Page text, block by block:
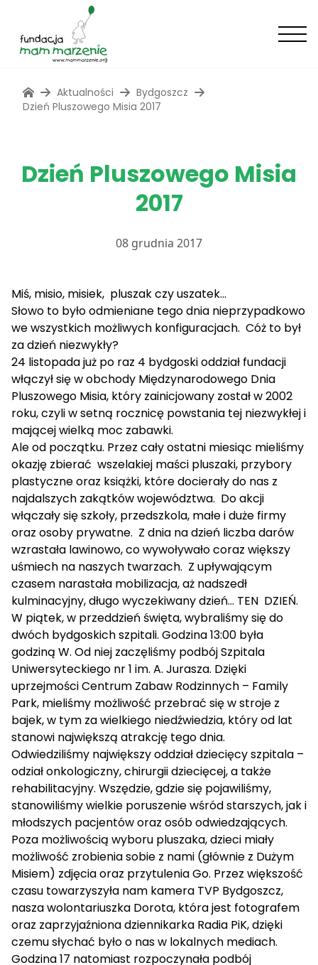
Aktualności
Bydgoszcz
Dzień Pluszowego Misia 2017
Dzień Pluszowego Misia
2017
08 grudnia 2017
Miś, misio, misiek, pluszak czy uszatek…
Słowo to było odmieniane tego dnia nieprzypadkowo
we wszystkich możliwych konfiguracjach. Cóż to był
za dzień niezwykły?
24 listopada już po raz 4 bydgoski oddział fundacji
włączył się w obchody Międzynarodowego Dnia
Pluszowego Misia, który zainicjowany został w 2002
roku, czyli w setną rocznicę powstania tej niezwykłej i
mającej wielką moc zabawki.
Ale od początku. Przez cały ostatni miesiąc mieliśmy
okazję zbierać wszelakiej maści pluszaki, przybory
plastyczne oraz książki, które docierały do nas z
najdalszych zakątków województwa. Do akcji
włączały się szkoły, przedszkola, małe i duże firmy
oraz osoby prywatne. Z dnia na dzień liczba darów
wzrastała lawinowo, co wywoływało coraz większy
uśmiech na naszych twarzach. Z upływającym
czasem narastała mobilizacja, aż nadszedł
kulminacyjny, długo wyczekiwany dzień… TEN DZIEŃ.
W piątek, w przeddzień święta, wybraliśmy się do
dwóch bydgoskich szpitali. Godzina 13:00 była
godziną W. Od niej zaczęliśmy podbój Szpitala
Uniwersyteckiego nr 1 im. A. Jurasza. Dzięki
uprzejmości Centrum Zabaw Rodzinnych – Family
Park, mieliśmy możliwość przebrać się w stroje z
bajek, w tym za wielkiego niedźwiedzia, który od lat
stanowi największą atrakcję tego dnia.
Odwiedziliśmy największy oddział dziecięcy szpitala –
odział onkologiczny, chirurgii dziecięcej, a także
rehabilitacyjny. Wszędzie, gdzie się pojawiliśmy,
stanowiliśmy wielkie poruszenie wśród starszych, jak i
młodszych pacjentów oraz osób odwiedzających.
Poza możliwością wyboru pluszaka, dzieci miały
możliwość zrobienia sobie z nami (głównie z Dużym
Misiem) zdjęcia oraz przytulenia Go. Przez większość
czasu towarzyszyła nam kamera TVP Bydgoszcz,
nasza wolontariuszka Dorota, która jest fotografem
oraz zaprzyjaźniona dziennikarka Radia PiK, dzięki
czemu słychać było o nas w lokalnych mediach.
Godzina 17 natomiast rozpoczynała podbój